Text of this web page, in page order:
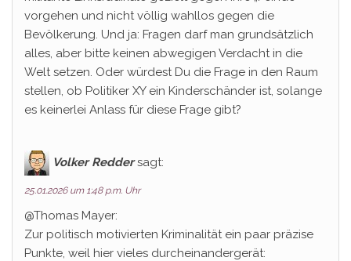
vorgehen und nicht völlig wahllos gegen die
Bevölkerung. Und ja: Fragen darf man grundsätzlich
alles, aber bitte keinen abwegigen Verdacht in die
Welt setzen. Oder würdest Du die Frage in den Raum
stellen, ob Politiker XY ein Kinderschänder ist, solange
es keinerlei Anlass für diese Frage gibt?
Volker Redder sagt:
25.01.2026 um 1:48 p.m. Uhr
@Thomas Mayer:
Zur politisch motivierten Kriminalität ein paar präzise
Punkte, weil hier vieles durcheinandergerät: